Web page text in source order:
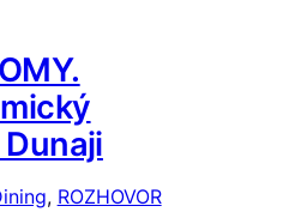
, ROZHOVOR